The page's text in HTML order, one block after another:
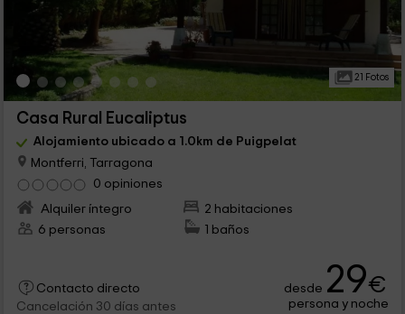
21 Fotos
Casa Rural Eucaliptus
Alojamiento ubicado a 1.0km de Puigpelat
Montferri, Tarragona
0 opiniones
Alquiler íntegro
2 habitaciones
6 personas
1 baños
Contacto directo
Cancelación 30 días antes
desde 29€
persona y noche